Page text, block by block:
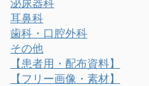
泌尿器科
耳鼻科
歯科・口腔外科
その他
【患者用・配布資料】
【フリー画像・素材】